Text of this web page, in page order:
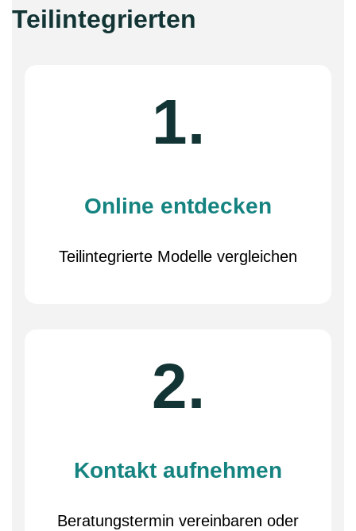
Teilintegrierten
1.
Online entdecken
Teilintegrierte Modelle vergleichen
2.
Kontakt aufnehmen
Beratungstermin vereinbaren oder